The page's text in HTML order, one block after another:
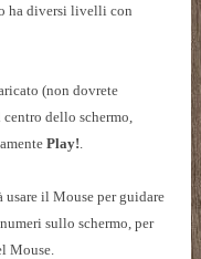
ha diversi livelli con
(non dovrete
centro dello schermo,
Play!
il Mouse per guidare
sullo schermo, per
Mouse.